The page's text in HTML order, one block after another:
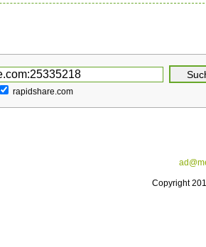
rapidshare.com
Copyright